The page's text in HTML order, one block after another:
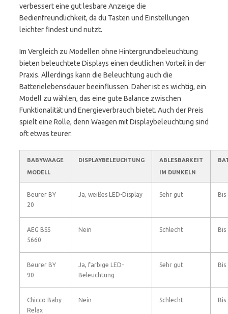
verbessert eine gut lesbare Anzeige die
Bedienfreundlichkeit, da du Tasten und Einstellungen
leichter findest und nutzt.
Im Vergleich zu Modellen ohne Hintergrundbeleuchtung
bieten beleuchtete Displays einen deutlichen Vorteil in der
Praxis. Allerdings kann die Beleuchtung auch die
Batterielebensdauer beeinflussen. Daher ist es wichtig, ein
Modell zu wählen, das eine gute Balance zwischen
Funktionalität und Energieverbrauch bietet. Auch der Preis
spielt eine Rolle, denn Waagen mit Displaybeleuchtung sind
oft etwas teurer.
BABYWAAGE
MODELL
DISPLAYBELEUCHTUNG
ABLESBARKEIT
IM DUNKELN
Beurer BY
20
Ja, weißes LED-Display Sehr gut Bis
AEG BSS
5660
Nein Schlecht Bis
Beurer BY
90
Ja, farbige LED-
Beleuchtung
Sehr gut Bis
Chicco Baby
Relax
Nein Schlecht Bis